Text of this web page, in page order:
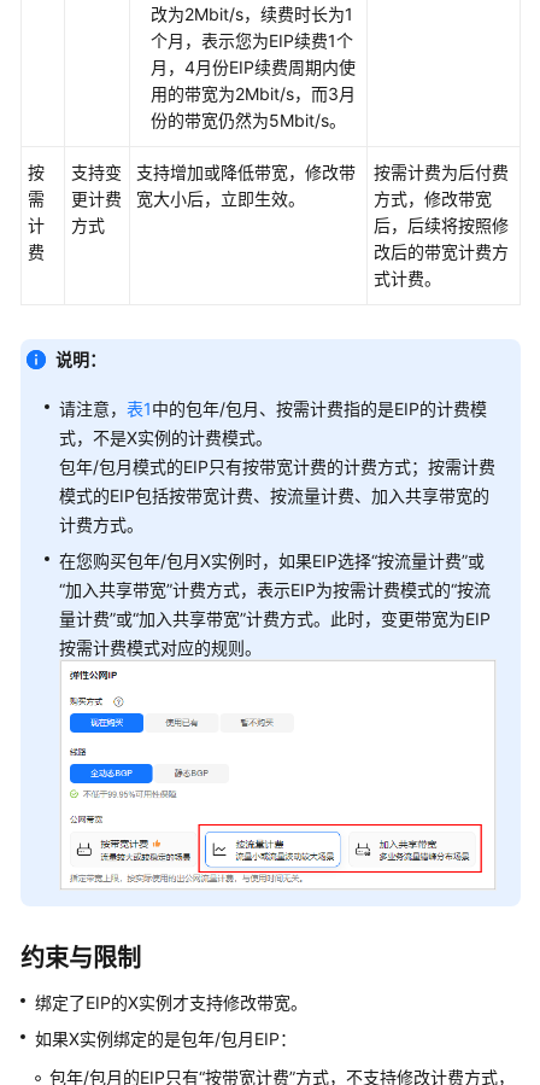
买
Flexus
X
录
X
实
例
管
Flexus
X
实
例
镜
像
管
理
云
硬
理
虚
拟
改为2Mbit/s，续费时长为1
个月，表示您为EIP续费1个
月，4月份EIP续费周期内使
用的带宽为2Mbit/s，而3月
份的带宽仍然为5Mbit/s。
按
需
计
费
支持变
更计费
方式
支持增加或降低带宽，修改带
宽大小后，立即生效。
按需计费为后付费
方式，修改带宽
后，后续将按照修
改后的带宽计费方
式计费。
说明：
请注意， 表1中的包年/包月、按需计费指的是EIP的计费模
式，不是X实例的计费模式。
包年/包月模式的EIP只有按带宽计费的计费方式；按需计费
模式的EIP包括按带宽计费、按流量计费、加入共享带宽的
计费方式。
在您购买包年/包月X实例时，如果EIP选择“按流量计费”或
“加入共享带宽”计费方式，表示EIP为按需计费模式的“按流
量计费”或“加入共享带宽”计费方式。此时，变更带宽为EIP
按需计费模式对应的规则。
约束与限制
绑定了EIP的X实例才支持修改带宽。
如果X实例绑定的是包年/包月EIP：
包年/包月的EIP只有“按带宽计费”方式，不支持修改计费方式，